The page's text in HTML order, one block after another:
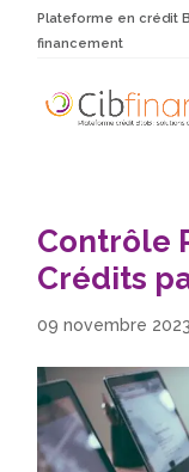
Plateforme en crédit
financement
Contrôle
Crédits
09 novembre 2023